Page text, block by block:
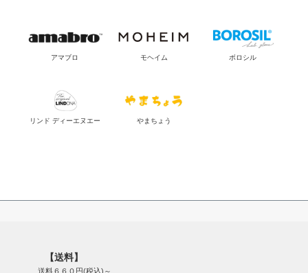
アマブロ モヘイム ボロシル
リンド ディーエヌエー やまちょう
【送料】
送料６６０円(税込)～